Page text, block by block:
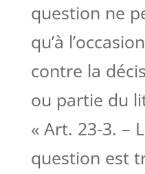
question ne
qu’à
contre la
ou partie du
« Art. 23-3. –
question est